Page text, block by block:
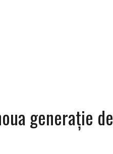
generație de